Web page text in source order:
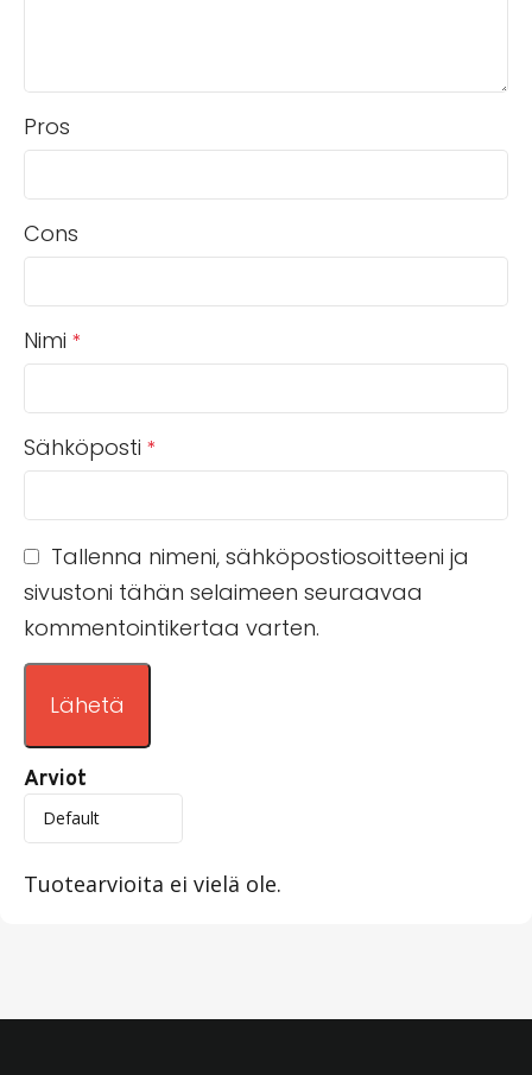
Arviot
Tuotearvioita ei vielä ole.
Pros
Cons
Nimi *
Sähköposti *
Tallenna nimeni, sähköpostiosoitteeni ja
sivustoni tähän selaimeen seuraavaa
kommentointikertaa varten.